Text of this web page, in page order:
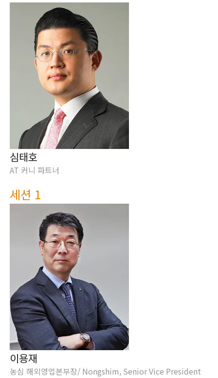
심태호
AT 커니 파트너
세션 1
이용재
농심 해외영업본부장/ Nongshim, Senior Vice President